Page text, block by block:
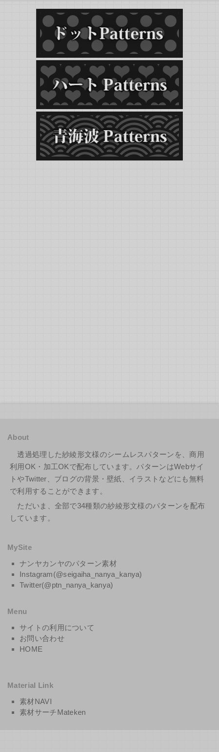
About
透過処理した紗綾形文様のシームレスパターンを、商用
利用OK・加工OKで配布しています。パターンはWebサイ
トやTwitter、ブログの背景・壁紙、イラストなどにも無料
で利用することができます。
ただいま、全部で34種類の紗綾形文様のパターンを配布
しています。
MySite
ナンヤカンヤのパターン素材
Instagram(@seigaiha_nanya_kanya)
Twitter(@ptn_nanya_kanya)
Menu
サイトの利用について
お問い合わせ
HOME
Material Link
素材NAVI
素材サーチMateken